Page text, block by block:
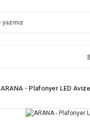
ARANA - Plafonyer LED